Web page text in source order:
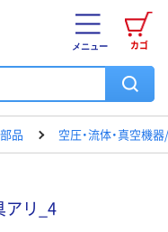
カゴ
メニュー
品 空圧・流体・真空機
アリ_4